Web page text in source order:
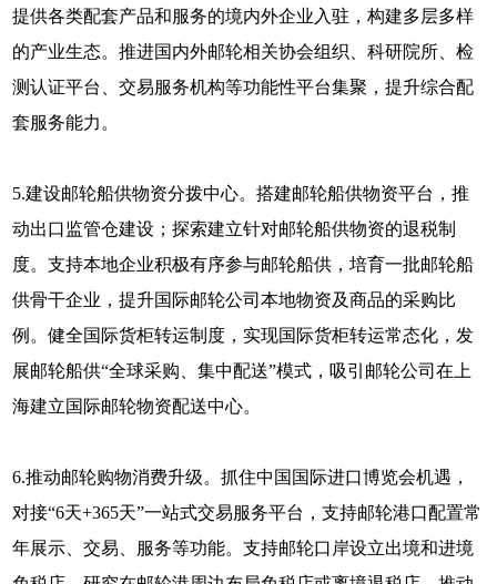
提供各类配套产品和服务的境内外企业入驻，构建多层多样
的产业生态。推进国内外邮轮相关协会组织、科研院所、检
测认证平台、交易服务机构等功能性平台集聚，提升综合配
套服务能力。
5.建设邮轮船供物资分拨中心。搭建邮轮船供物资平台，推
动出口监管仓建设；探索建立针对邮轮船供物资的退税制
度。支持本地企业积极有序参与邮轮船供，培育一批邮轮船
供骨干企业，提升国际邮轮公司本地物资及商品的采购比
例。健全国际货柜转运制度，实现国际货柜转运常态化，发
展邮轮船供“全球采购、集中配送”模式，吸引邮轮公司在上
海建立国际邮轮物资配送中心。
6.推动邮轮购物消费升级。抓住中国国际进口博览会机遇，
对接“6天+365天”一站式交易服务平台，支持邮轮港口配置常
年展示、交易、服务等功能。支持邮轮口岸设立出境和进境